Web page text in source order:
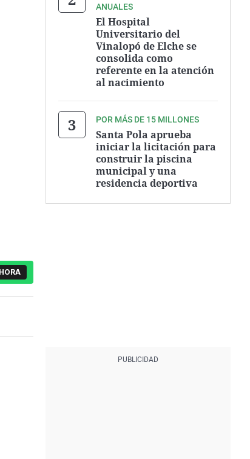
ANUALES
El Hospital
Universitario del
Vinalopó de Elche se
consolida como
referente en la atención
al nacimiento
POR MÁS DE 15 MILLONES
Santa Pola aprueba
iniciar la licitación para
construir la piscina
municipal y una
residencia deportiva